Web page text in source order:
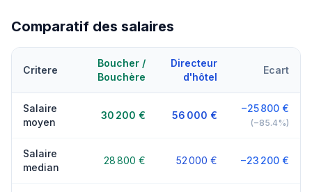
Comparatif des salaires
Critere
Boucher /
Bouchère
Directeur
d'hôtel
Ecart
Salaire
moyen
30 200 € 56 000 €
−25 800 €
(−85.4%)
Salaire
median
28 800 € 52 000 € −23 200 €